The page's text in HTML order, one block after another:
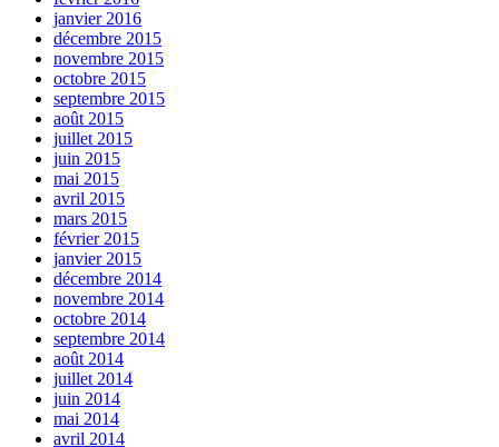
janvier 2016
décembre 2015
novembre 2015
octobre 2015
septembre 2015
août 2015
juillet 2015
juin 2015
mai 2015
avril 2015
mars 2015
février 2015
janvier 2015
décembre 2014
novembre 2014
octobre 2014
septembre 2014
août 2014
juillet 2014
juin 2014
mai 2014
avril 2014